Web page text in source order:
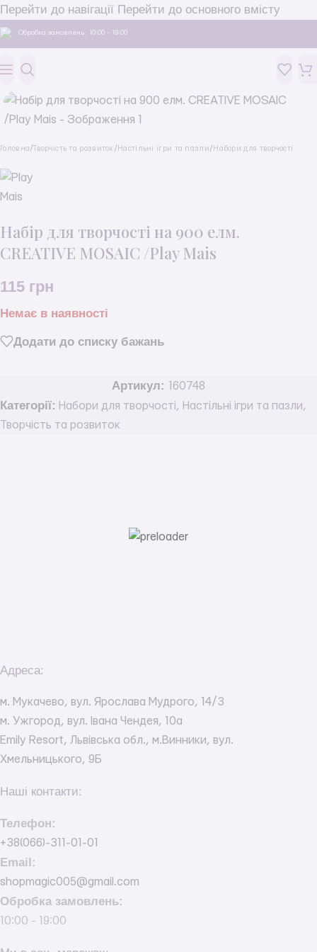
Перейти до навігації Перейти до основного вмісту
Обробка замовлень: 10:00 - 19:00
Головна / Творчість та розвиток / Настільні ігри та пазли / Набори для творчості
Набір для творчості на 900 елм.
CREATIVE MOSAIC /Play Mais
115 грн
Немає в наявності
Додати до списку бажань
Артикул: 160748
Категорії: Набори для творчості, Настільні ігри та пазли,
Творчість та розвиток
Адреса:
м. Мукачево, вул. Ярослава Мудрого, 14/3
м. Ужгород, вул. Івана Чендея, 10а
Emily Resort, Львівська обл., м.Винники, вул.
Хмельницького, 9Б
Наші контакти:
Телефон:
+38(066)-311-01-01
Email:
shopmagic005@gmail.com
Обробка замовлень:
10:00 - 19:00